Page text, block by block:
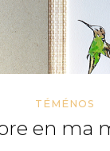
TÉMÉNOS
en ma